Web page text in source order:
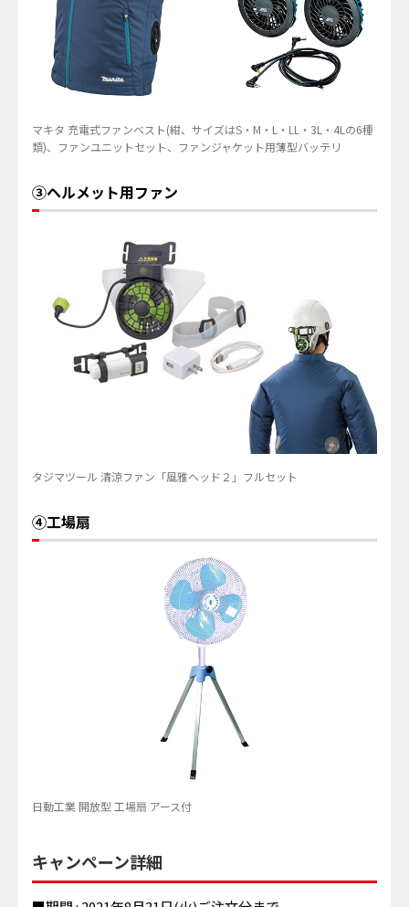
マキタ 充電式ファンベスト(紺、サイズはS・M・L・LL・3L・4Lの6種
類)、ファンユニットセット、ファンジャケット用薄型バッテリ
③ヘルメット用ファン
タジマツール 清涼ファン「風雅ヘッド２」フルセット
④工場扇
日動工業 開放型 工場扇 アース付
キャンペーン詳細